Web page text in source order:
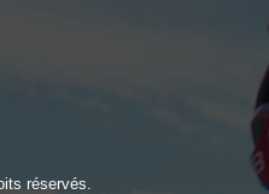
réservés.